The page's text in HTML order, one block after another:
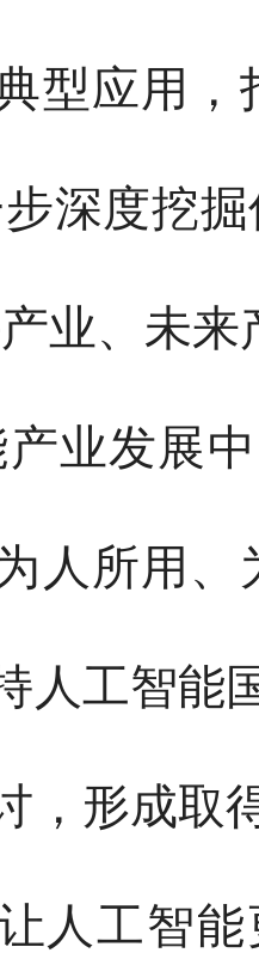
型应用，
深度挖
业、未
产业发展
人所用、
人工智能
，形成取
人工智